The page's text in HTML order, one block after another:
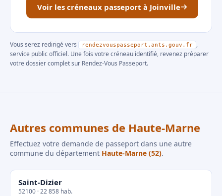
Voir les créneaux passeport à Joinville
Vous serez redirigé vers rendezvouspasseport.ants.gouv.fr
,
service public officiel. Une fois votre créneau identifié, revenez préparer
votre dossier complet sur Rendez-Vous Passeport.
Autres communes de Haute-Marne
Effectuez votre demande de passeport dans une autre
commune du département Haute-Marne (52).
Saint-Dizier
52100 · 22 858 hab.